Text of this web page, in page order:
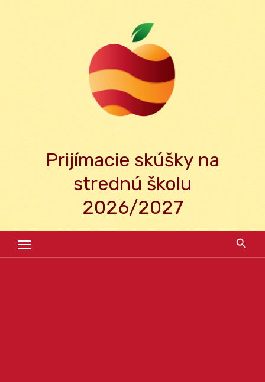
Prijímacie skúšky na
strednú školu
2026/2027